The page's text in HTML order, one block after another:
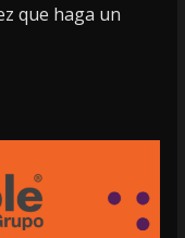
que haga un